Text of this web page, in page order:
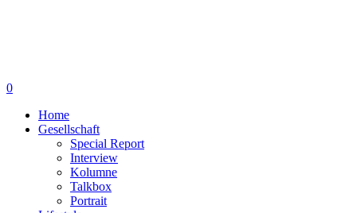
0
Home
Gesellschaft
Special Report
Interview
Kolumne
Talkbox
Portrait